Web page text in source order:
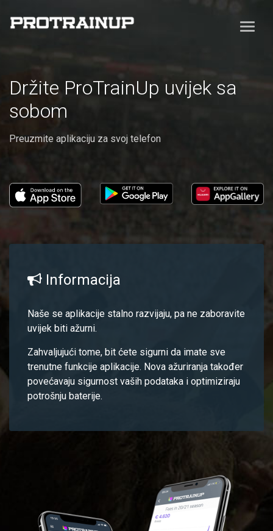
Držite ProTrainUp uvijek sa
sobom
Preuzmite aplikaciju za svoj telefon
Informacija
Naše se aplikacije stalno razvijaju, pa ne zaboravite
uvijek biti ažurni.
Zahvaljujući tome, bit ćete sigurni da imate sve
trenutne funkcije aplikacije. Nova ažuriranja također
povećavaju sigurnost vaših podataka i optimiziraju
potrošnju baterije.